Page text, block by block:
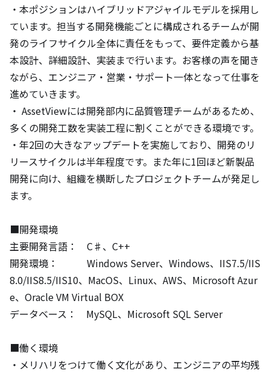
・本ポジションはハイブリッドアジャイルモデルを採用し
ています。担当する開発機能ごとに構成されるチームが開
発のライフサイクル全体に責任をもって、要件定義から基
本設計、詳細設計、実装まで行います。お客様の声を聞き
ながら、エンジニア・営業・サポート一体となって仕事を
進めていきます。
・ AssetViewには開発部内に品質管理チームがあるため、
多くの開発工数を実装工程に割くことができる環境です。
・年2回の大きなアップデートを実施しており、開発のリ
リースサイクルは半年程度です。また年に1回ほど新製品
開発に向け、組織を横断したプロジェクトチームが発足し
ます。
■開発環境
主要開発言語：　C♯、C++
開発環境：　　　Windows Server、Windows、IIS7.5/IIS
8.0/IIS8.5/IIS10、MacOS、Linux、AWS、Microsoft Azur
e、Oracle VM Virtual BOX
データベース：　MySQL、Microsoft SQL Server
■働く環境
・メリハリをつけて働く文化があり、エンジニアの平均残